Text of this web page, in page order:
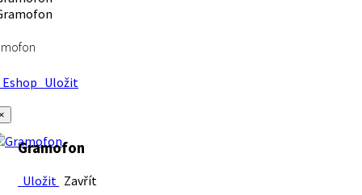
Uložit
Gramofon
Uložit Zavřít